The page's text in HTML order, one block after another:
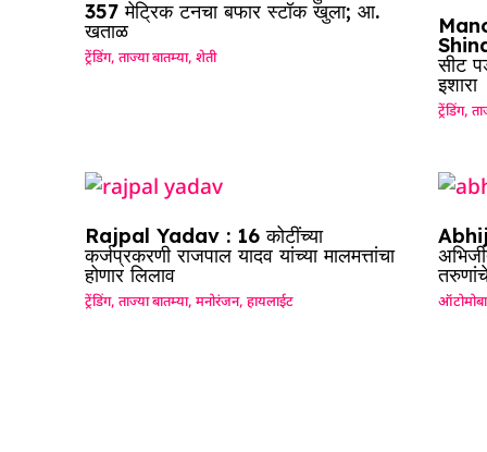
357 मेट्रिक टनचा बफार स्टॉक खुला; आ.
खताळ
ट्रेंडिंग,ताज्या बातम्या,शेती सीट
इशारा
ट्रेंडिंग,
Rajpal Yadav : 16 कोटींच्या
कर्जप्रकरणी राजपाल यादव यांच्या मालमत्तांचा
होणार लिलाव
ट्रेंडिंग,ताज्या बातम्या,मनोरंजन,हायलाईट